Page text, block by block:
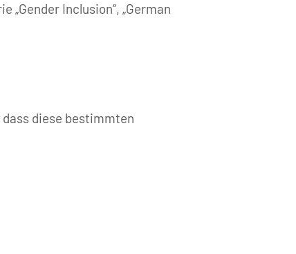
Inclusion“, „German
diese bestimmten